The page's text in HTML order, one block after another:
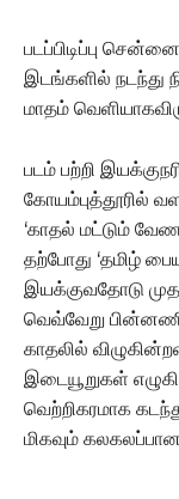
படப்பிடிப்பு
இடங்களில் நடந்து
மாதம்
படம் பற்றி
கோயம்புத்தூரில்
‘காதல் மட்டும்
தற்போது ‘தமிழ்
இயக்குவதோடு
வெவ்வேறு
காதலில்
இடையூறுகள்
வெற்றிகரமாக
மிகவும்